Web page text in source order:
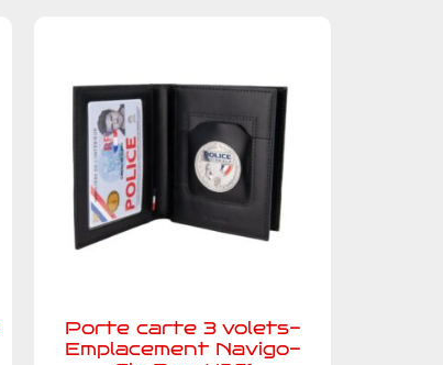
Porte carte 3 volets-
Emplacement Navigo-